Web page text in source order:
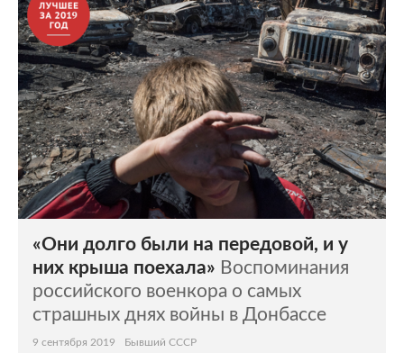
«Они долго были на передовой, и у
них крыша поехала» Воспоминания
российского военкора о самых
страшных днях войны в Донбассе
9 сентября 2019 Бывший СССР